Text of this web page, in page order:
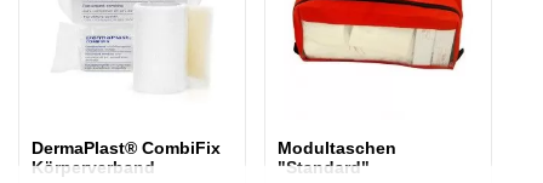
DermaPlast® CombiFix
Körperverband
Modultaschen
"Standard"